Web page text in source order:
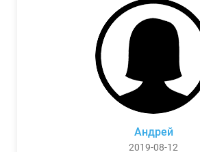
Андрей
2019-08-12